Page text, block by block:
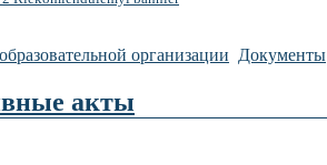
организации Документы
акты